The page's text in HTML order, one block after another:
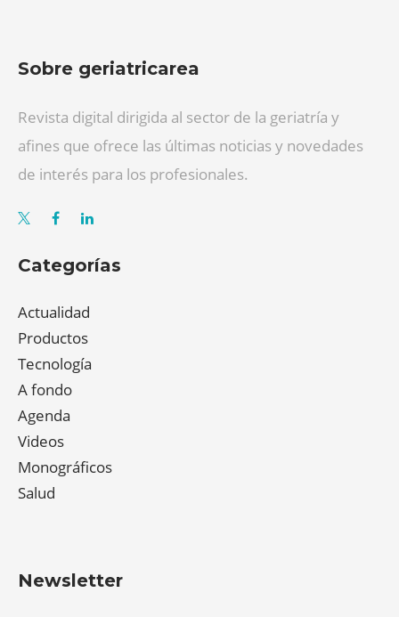
Sobre geriatricarea
Revista digital dirigida al sector de la geriatría y
afines que ofrece las últimas noticias y novedades
de interés para los profesionales.
Categorías
Actualidad
Productos
Tecnología
A fondo
Agenda
Videos
Monográficos
Salud
Newsletter